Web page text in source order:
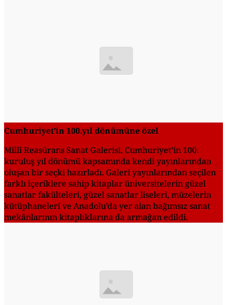
Cumhuriyet’in 100.yıl dönümüne özel
Millî Reasürans Sanat Galerisi, Cumhuriyet’in 100.
kuruluş yıl dönümü kapsamında kendi yayınlarından
oluşan bir seçki hazırladı. Galeri yayınlarından seçilen
farklı içeriklere sahip kitaplar üniversitelerin güzel
sanatlar fakülteleri, güzel sanatlar liseleri, müzelerin
kütüphaneleri ve Anadolu’da yer alan bağımsız sanat
mekânlarının kitaplıklarına da armağan edildi.